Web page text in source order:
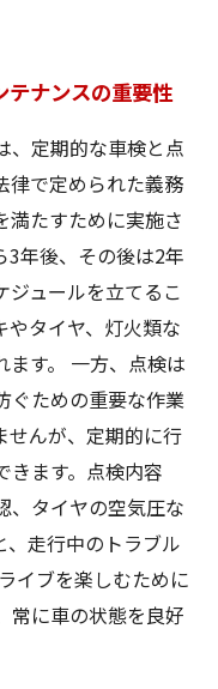
テナンスの重要性
、定期的な車検と点
律で定められた義務
満たすために実施さ
3年後、その後は2年
ジュールを立てるこ
やタイヤ、灯火類な
ます。 一方、点検は
ぐための重要な作業
せんが、定期的に行
きます。点検内容
、タイヤの空気圧な
、走行中のトラブル
イブを楽しむために
常に車の状態を良好